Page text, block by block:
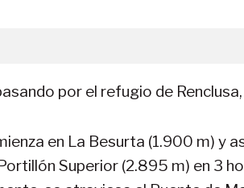
por el refugio de
en La Besurta (1.900 m) y
Superior (2.895 m) en 3